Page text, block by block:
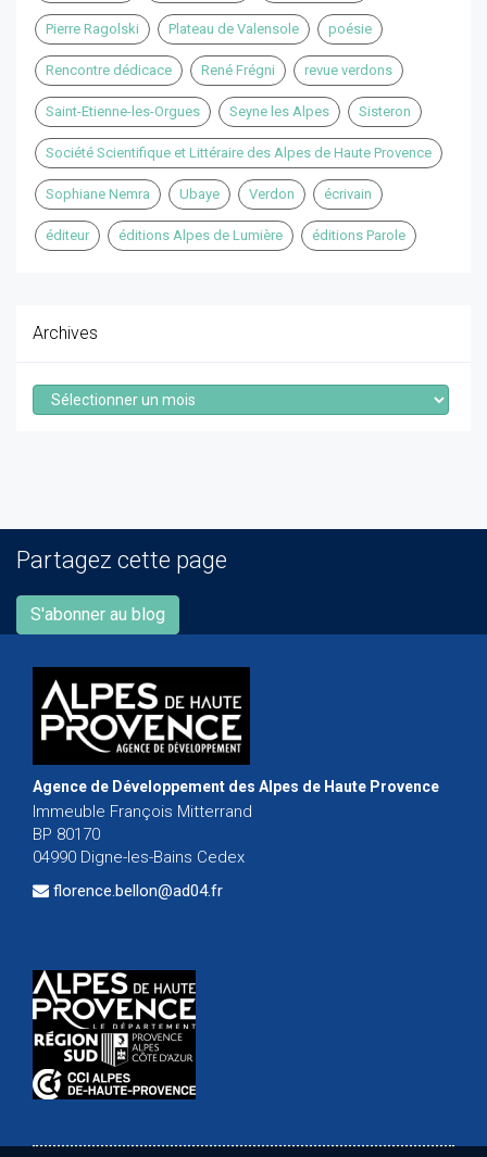
Pierre Ragolski Plateau de Valensole poésie
Rencontre dédicace René Frégni revue verdons
Saint-Etienne-les-Orgues Seyne les Alpes Sisteron
Société Scientifique et Littéraire des Alpes de Haute Provence
Sophiane Nemra Ubaye Verdon écrivain
éditeur éditions Alpes de Lumière éditions Parole
Archives
Archives
Partagez cette page
S'abonner au blog
Agence de Développement des Alpes de Haute Provence
Immeuble François Mitterrand
BP 80170
04990 Digne-les-Bains Cedex
florence.bellon@ad04.fr